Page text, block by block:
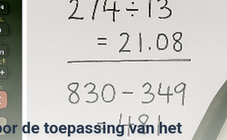
de toepassing van het